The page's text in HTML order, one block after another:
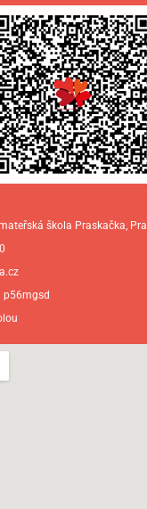
škola Praskačka,
p56mgsd